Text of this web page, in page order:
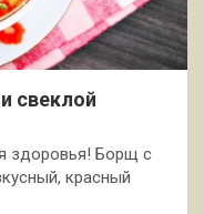
свеклой
здоровья! Борщ с
красный